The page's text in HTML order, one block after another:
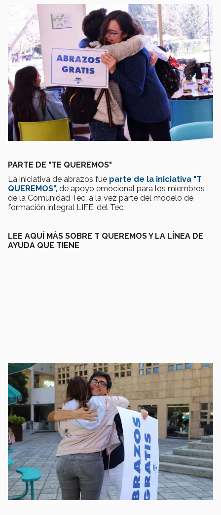
PARTE DE "TE QUEREMOS"
La iniciativa de abrazos fue parte de la iniciativa "T
QUEREMOS", de apoyo emocional para los miembros
de la Comunidad Tec, a la vez parte del modelo de
formación integral LIFE, del Tec.
LEE AQUÍ MÁS SOBRE T QUEREMOS Y LA LÍNEA DE
AYUDA QUE TIENE